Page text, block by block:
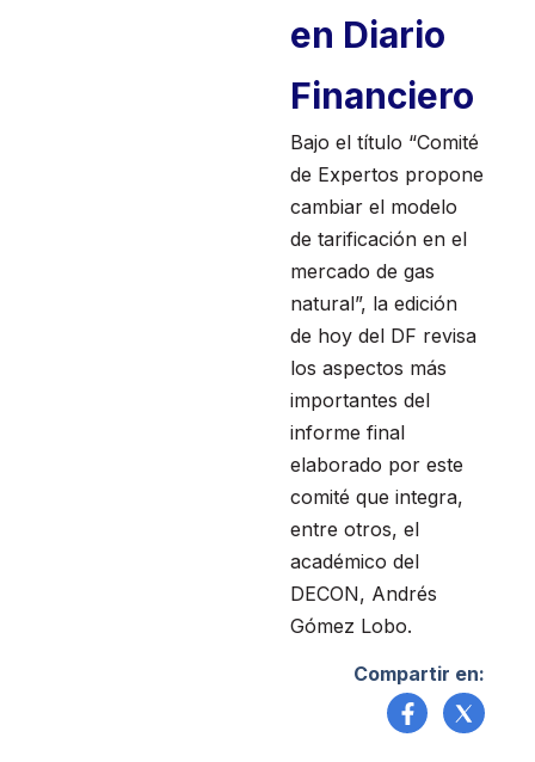
en Diario
Financiero
Bajo el título “Comité
de Expertos propone
cambiar el modelo
de tarificación en el
mercado de gas
natural”, la edición
de hoy del DF revisa
los aspectos más
importantes del
informe final
elaborado por este
comité que integra,
entre otros, el
académico del
DECON, Andrés
Gómez Lobo.
Compartir en: